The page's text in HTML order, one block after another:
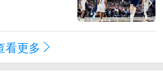
看更多